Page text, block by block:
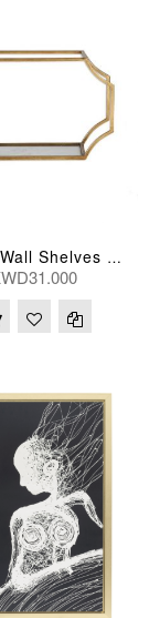
Lindee Wall Shelves 46*30(Cm) Medium